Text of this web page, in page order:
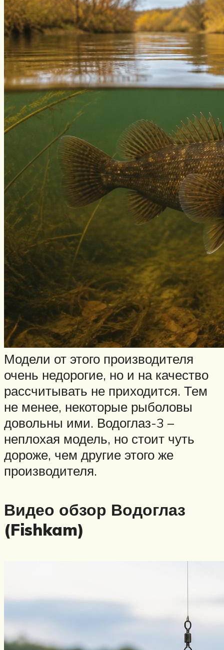
Модели от этого производителя
очень недорогие, но и на качество
рассчитывать не приходится. Тем
не менее, некоторые рыболовы
довольны ими. Водоглаз-3 –
неплохая модель, но стоит чуть
дороже, чем другие этого же
производителя.
Видео обзор Водоглаз
(Fishkam)